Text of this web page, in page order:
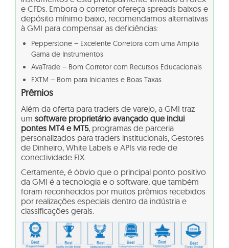
e CFDs. Embora o corretor ofereça spreads baixos e
depósito mínimo baixo, recomendamos alternativas
à GMI para compensar as deficiências:
Pepperstone – Excelente Corretora com uma Amplia
Gama de Instrumentos
AvaTrade – Bom Corretor com Recursos Educacionais
FXTM – Bom para Iniciantes e Boas Taxas
Prêmios
Além da oferta para traders de varejo, a GMI traz
um software proprietário avançado que inclui
pontes MT4 e MT5, programas de parceria
personalizados para traders institucionais, Gestores
de Dinheiro, White Labels e APIs via rede de
conectividade FIX.
Certamente, é óbvio que o principal ponto positivo
da GMI é a tecnologia e o software, que também
foram reconhecidos por muitos prêmios recebidos
por realizações especiais dentro da indústria e
classificações gerais.